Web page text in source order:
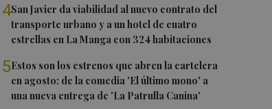
4San Javier da viabilidad al nuevo contrato del
transporte urbano y a un hotel de cuatro
estrellas en La Manga con 324 habitaciones
5Estos son los estrenos que abren la cartelera
en agosto: de la comedia 'El último mono' a
una nueva entrega de 'La Patrulla Canina'